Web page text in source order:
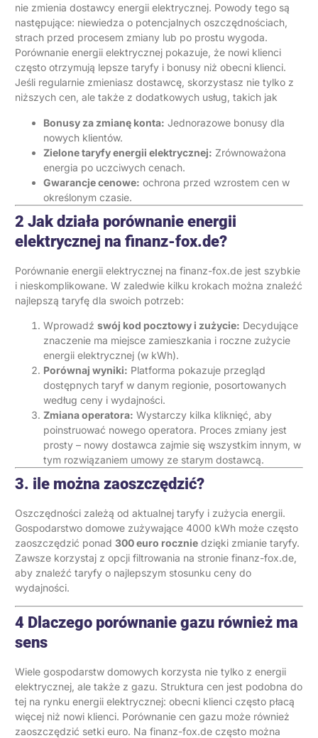
nie zmienia dostawcy energii elektrycznej. Powody tego są
następujące: niewiedza o potencjalnych oszczędnościach,
strach przed procesem zmiany lub po prostu wygoda.
Porównanie energii elektrycznej pokazuje, że nowi klienci
często otrzymują lepsze taryfy i bonusy niż obecni klienci.
Jeśli regularnie zmieniasz dostawcę, skorzystasz nie tylko z
niższych cen, ale także z dodatkowych usług, takich jak
Bonusy za zmianę konta: Jednorazowe bonusy dla
nowych klientów.
Zielone taryfy energii elektrycznej: Zrównoważona
energia po uczciwych cenach.
Gwarancje cenowe: ochrona przed wzrostem cen w
określonym czasie.
2 Jak działa porównanie energii
elektrycznej na finanz-fox.de?
Porównanie energii elektrycznej na finanz-fox.de jest szybkie
i nieskomplikowane. W zaledwie kilku krokach można znaleźć
najlepszą taryfę dla swoich potrzeb:
Wprowadź swój kod pocztowy i zużycie: Decydujące
znaczenie ma miejsce zamieszkania i roczne zużycie
energii elektrycznej (w kWh).
Porównaj wyniki: Platforma pokazuje przegląd
dostępnych taryf w danym regionie, posortowanych
według ceny i wydajności.
Zmiana operatora: Wystarczy kilka kliknięć, aby
poinstruować nowego operatora. Proces zmiany jest
prosty – nowy dostawca zajmie się wszystkim innym, w
tym rozwiązaniem umowy ze starym dostawcą.
3. ile można zaoszczędzić?
Oszczędności zależą od aktualnej taryfy i zużycia energii.
Gospodarstwo domowe zużywające 4000 kWh może często
zaoszczędzić ponad 300 euro rocznie dzięki zmianie taryfy.
Zawsze korzystaj z opcji filtrowania na stronie finanz-fox.de,
aby znaleźć taryfy o najlepszym stosunku ceny do
wydajności.
4 Dlaczego porównanie gazu również ma
sens
Wiele gospodarstw domowych korzysta nie tylko z energii
elektrycznej, ale także z gazu. Struktura cen jest podobna do
tej na rynku energii elektrycznej: obecni klienci często płacą
więcej niż nowi klienci. Porównanie cen gazu może również
zaoszczędzić setki euro. Na finanz-fox.de często można